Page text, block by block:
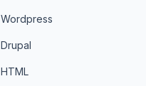
Wordpress
Drupal
HTML